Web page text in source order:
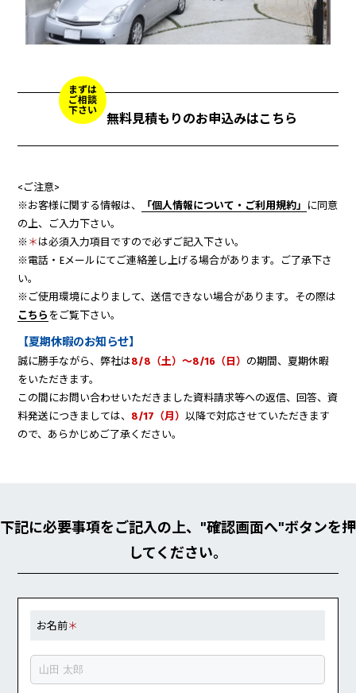
まずは
ご相談
下さい
無料見積もりのお申込みはこちら
<ご注意>
※お客様に関する情報は、
「個人情報について・ご利用規約」
に同意
の上、ご入力下さい。
※ ＊ は必須入力項目ですので必ずご記入下さい。
※電話・Eメールにてご連絡差し上げる場合があります。ご了承下さ
い。
※ご使用環境によりまして、送信できない場合があります。その際は
こちら をご覧下さい。
【夏期休暇のお知らせ】
誠に勝手ながら、弊社は8/8（土）～8/16（日） の期間、夏期休暇
をいただきます。
この間にお問い合わせいただきました資料請求等への返信、回答、資
料発送につきましては、 8/17（月）以降で対応させていただきます
ので、あらかじめご了承ください。
下記に必要事項をご記入の上、"確認画面へ"ボタンを押
してください。
お名前＊